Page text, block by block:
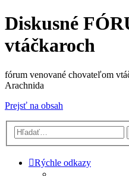
Diskusné
vtáčkaroch
fórum venované chovateľom
Arachnida
Prejsť na obsah
Rýchle odkazy